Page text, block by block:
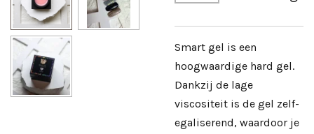
Smart gel is een
hoogwaardige hard gel.
Dankzij de lage
viscositeit is de gel zelf-
egaliserend, waardoor je